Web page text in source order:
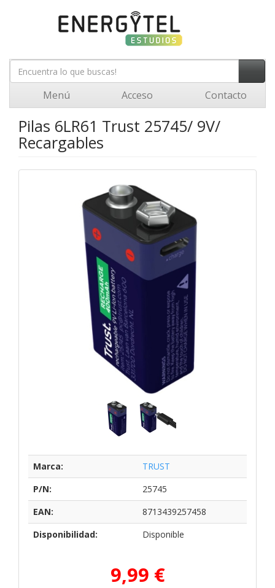
Menú Acceso Contacto
Pilas 6LR61 Trust 25745/ 9V/
Recargables
Marca:
TRUST
P/N:
25745
EAN:
8713439257458
Disponibilidad:
Disponible
9,99 €